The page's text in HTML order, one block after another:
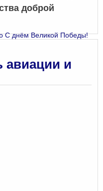
доброй
С днём Великой Победы!
и